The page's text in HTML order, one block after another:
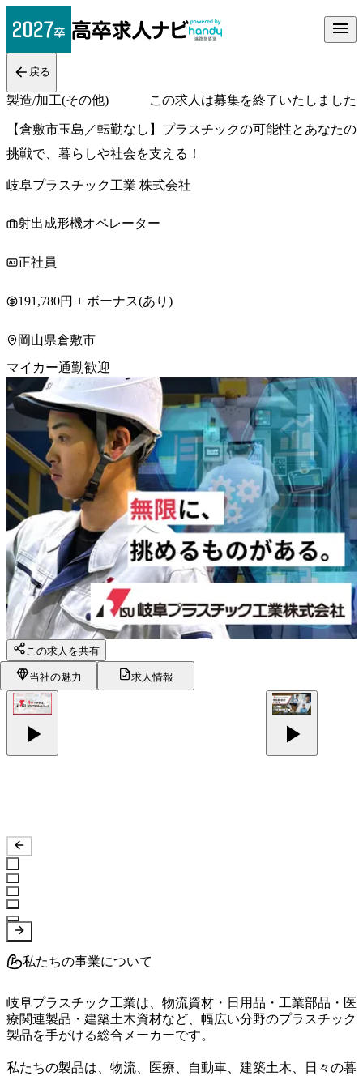
戻る
製造/加工(その他) この求人は募集を終了いたしました
【倉敷市玉島／転勤なし】プラスチックの可能性とあなたの
挑戦で、暮らしや社会を支える！
岐阜プラスチック工業 株式会社
射出成形機オペレーター
正社員
191,780円 + ボーナス(あり)
岡山県倉敷市
マイカー通勤歓迎
この求人を共有
当社の魅力 求人情報
私たちの事業について
岐阜プラスチック工業は、物流資材・日用品・工業部品・医
療関連製品・建築土木資材など、幅広い分野のプラスチック
製品を手がける総合メーカーです。
私たちの製品は、物流、医療、自動車、建築土木、日々の暮